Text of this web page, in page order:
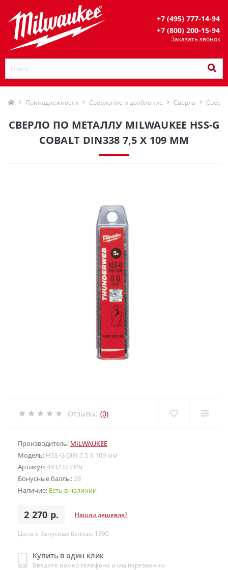
+7 (495) 777-14-94
+7 (800) 200-15-94
Заказать звонок
Принадлежности Сверление и долбление Сверла
СВЕРЛО ПО МЕТАЛЛУ MILWAUKEE HSS-G
COBALT DIN338 7,5 X 109 ММ
Отзывы: (0)
Производитель: MILWAUKEE
Модель: HSS-G DIN 7,5 X 109 мм
Артикул:4932373349
Бонусные баллы:28
Наличие: Есть в наличии
2 270 р. Нашли дешевле?
Цена в бонусных баллах: 1890
Купить в один клик
Введите номер телефона и мы перезвоним